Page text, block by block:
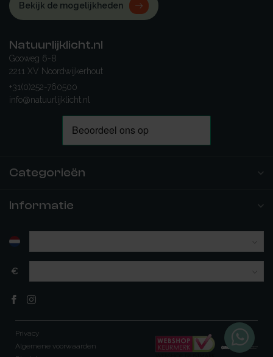
Bekijk de mogelijkheden
Natuurlijklicht.nl
Gooweg 6-8
2211 XV Noordwijkerhout
+31(0)252-760500
info@natuurlijklicht.nl
Categorieën
Informatie
€
Privacy
Algemene voorwaarden